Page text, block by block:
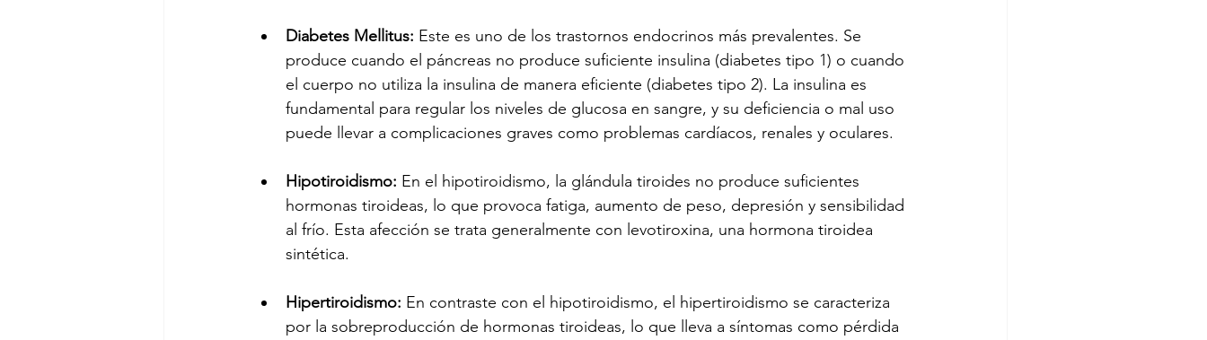
Diabetes Mellitus: Este es uno de los trastornos endocrinos más prevalentes. Se
produce cuando el páncreas no produce suficiente insulina (diabetes tipo 1) o cuando
el cuerpo no utiliza la insulina de manera eficiente (diabetes tipo 2). La insulina es
fundamental para regular los niveles de glucosa en sangre, y su deficiencia o mal uso
puede llevar a complicaciones graves como problemas cardíacos, renales y oculares.
Hipotiroidismo: En el hipotiroidismo, la glándula tiroides no produce suficientes
hormonas tiroideas, lo que provoca fatiga, aumento de peso, depresión y sensibilidad
al frío. Esta afección se trata generalmente con levotiroxina, una hormona tiroidea
sintética.
Hipertiroidismo: En contraste con el hipotiroidismo, el hipertiroidismo se caracteriza
por la sobreproducción de hormonas tiroideas, lo que lleva a síntomas como pérdida